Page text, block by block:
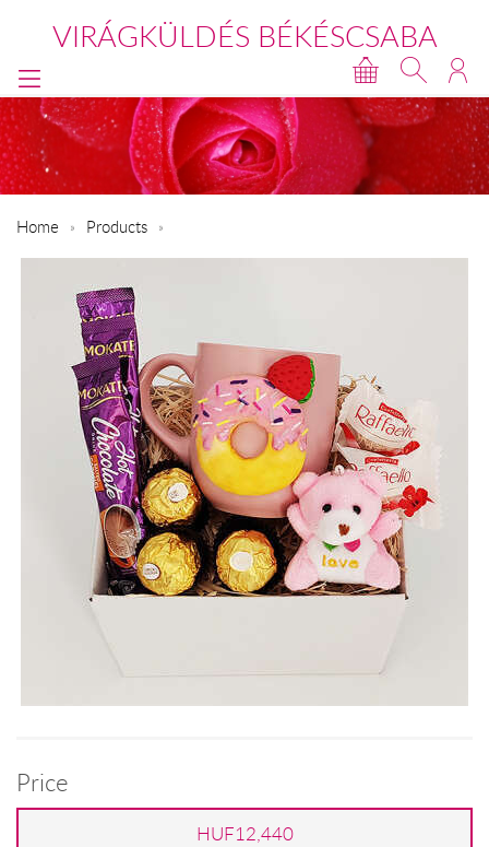
VIRÁGKÜLDÉS BÉKÉSCSABA
Home Products
Price
HUF12,440